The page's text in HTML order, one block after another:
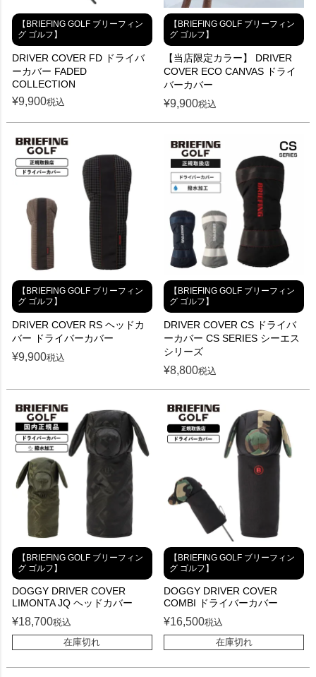
【BRIEFING GOLF ブリーフィン
グ ゴルフ】
DRIVER COVER FD ドライバ
ーカバー FADED
COLLECTION
¥9,900税込
【BRIEFING GOLF ブリーフィン
グ ゴルフ】
【当店限定カラー】 DRIVER
COVER ECO CANVAS ドライ
バーカバー
¥9,900税込
【BRIEFING GOLF ブリーフィン
グ ゴルフ】
DRIVER COVER RS ヘッドカ
バー ドライバーカバー
¥9,900税込
【BRIEFING GOLF ブリーフィン
グ ゴルフ】
DRIVER COVER CS ドライバ
ーカバー CS SERIES シーエス
シリーズ
¥8,800税込
【BRIEFING GOLF ブリーフィン
グ ゴルフ】
DOGGY DRIVER COVER
LIMONTA JQ ヘッドカバー
¥18,700税込
在庫切れ
【BRIEFING GOLF ブリーフィン
グ ゴルフ】
DOGGY DRIVER COVER
COMBI ドライバーカバー
¥16,500税込
在庫切れ